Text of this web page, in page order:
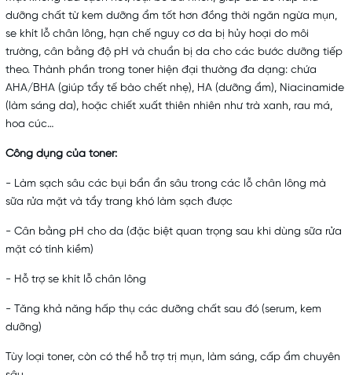
dưỡng chất từ kem dưỡng ẩm tốt hơn đồng thời ngăn ngừa mụn,
se khít lỗ chân lông, hạn chế nguy cơ da bị hủy hoại do môi
trường, cân bằng độ pH và chuẩn bị da cho các bước dưỡng tiếp
theo. Thành phần trong toner hiện đại thường đa dạng: chứa
AHA/BHA (giúp tẩy tế bào chết nhẹ), HA (dưỡng ẩm), Niacinamide
(làm sáng da), hoặc chiết xuất thiên nhiên như trà xanh, rau má,
hoa cúc…
Công dụng của toner:
- Làm sạch sâu các bụi bẩn ẩn sâu trong các lỗ chân lông mà
sữa rửa mặt và tẩy trang khó làm sạch được
- Cân bằng pH cho da (đặc biệt quan trọng sau khi dùng sữa rửa
mặt có tính kiềm)
- Hỗ trợ se khít lỗ chân lông
- Tăng khả năng hấp thụ các dưỡng chất sau đó (serum, kem
dưỡng)
Tùy loại toner, còn có thể hỗ trợ trị mụn, làm sáng, cấp ẩm chuyên